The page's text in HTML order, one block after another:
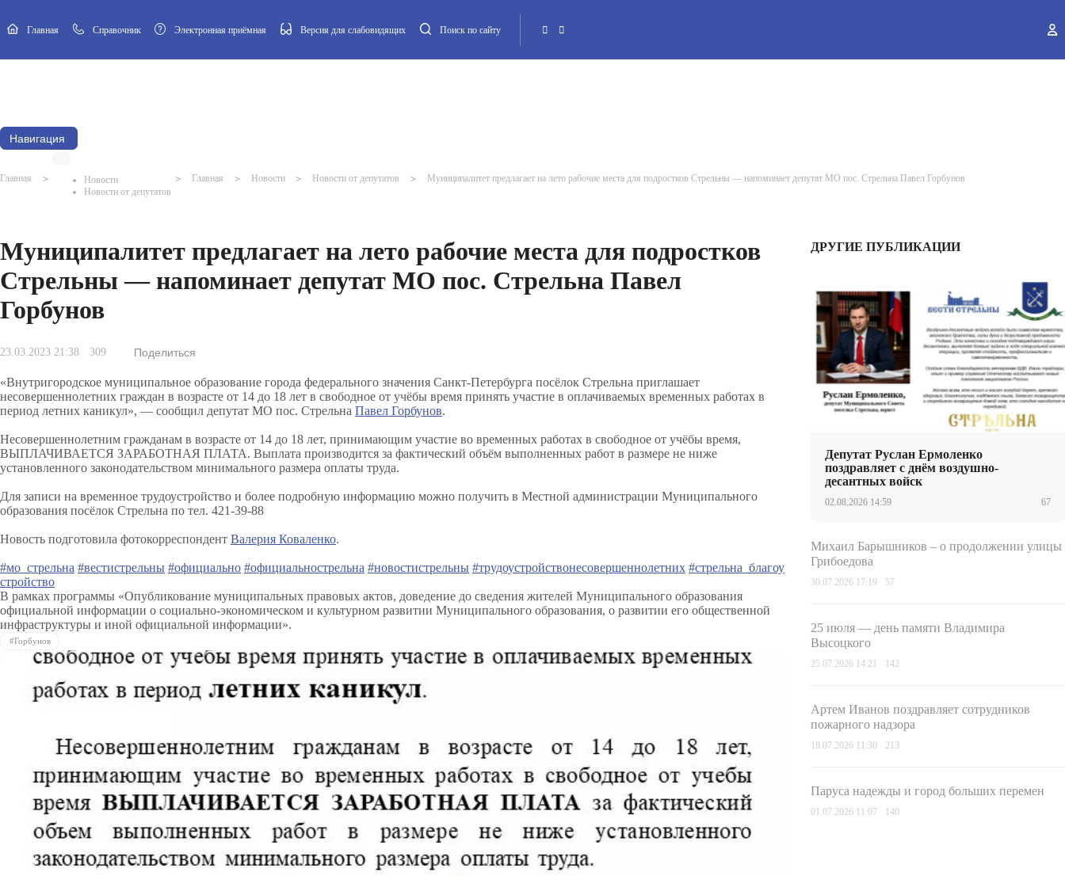
Главная Cправочник Электронная приёмная Версия для слабовидящих Поиск по сайту
Навигация
Главная >
Новости
Новости от депутатов
> Главная > Новости > Новости от депутатов > Муниципалитет предлагает на лето рабочие места для подростков Стрельны — напоминает депутат МО пос. Стрельна Павел Горбунов
Муниципалитет предлагает на лето рабочие места для подростков
Стрельны — напоминает депутат МО пос. Стрельна Павел
Горбунов
23.03.2023 21:38 309 Поделиться
«Внутригородское муниципальное образование города федерального значения Санкт-Петербурга посёлок Стрельна приглашает
несовершеннолетних граждан в возрасте от 14 до 18 лет в свободное от учёбы время принять участие в оплачиваемых временных работах в
период летних каникул», — сообщил депутат МО пос. Стрельна Павел Горбунов.
Несовершеннолетним гражданам в возрасте от 14 до 18 лет, принимающим участие во временных работах в свободное от учёбы время,
ВЫПЛАЧИВАЕТСЯ ЗАРАБОТНАЯ ПЛАТА. Выплата производится за фактический объём выполненных работ в размере не ниже
установленного законодательством минимального размера оплаты труда.
Для записи на временное трудоустройство и более подробную информацию можно получить в Местной администрации Муниципального
образования посёлок Стрельна по тел. 421-39-88
Новость подготовила фотокорреспондент Валерия Коваленко.
#мо_стрельна #вестистрельны #официально #официальнострельна #новостистрельны #трудоустройствонесовершеннолетних #стрельна_благоу
стройство
В рамках программы «Опубликование муниципальных правовых актов, доведение до сведения жителей Муниципального образования
официальной информации о социально-экономическом и культурном развитии Муниципального образования, о развитии его общественной
инфраструктуры и иной официальной информации».
#Горбунов
ДРУГИЕ ПУБЛИКАЦИИ
Депутат Руслан Ермоленко
поздравляет с днём воздушно-
десантных войск
02.08.2026 14:59 67
Михаил Барышников – о продолжении улицы
Грибоедова
30.07.2026 17:19 57
25 июля — день памяти Владимира
Высоцкого
25.07.2026 14:21 142
Артем Иванов поздравляет сотрудников
пожарного надзора
18.07.2026 11:30 213
Паруса надежды и город больших перемен
01.07.2026 11:07 140